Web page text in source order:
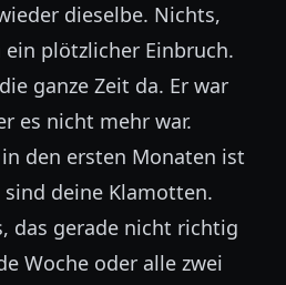
dieselbe. Nichts,
plötzlicher Einbruch.
ganze Zeit da. Er war
es nicht mehr war.
den ersten Monaten ist
sind deine Klamotten.
das gerade nicht richtig
Woche oder alle zwei